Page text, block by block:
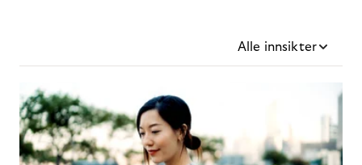
Alle innsikter